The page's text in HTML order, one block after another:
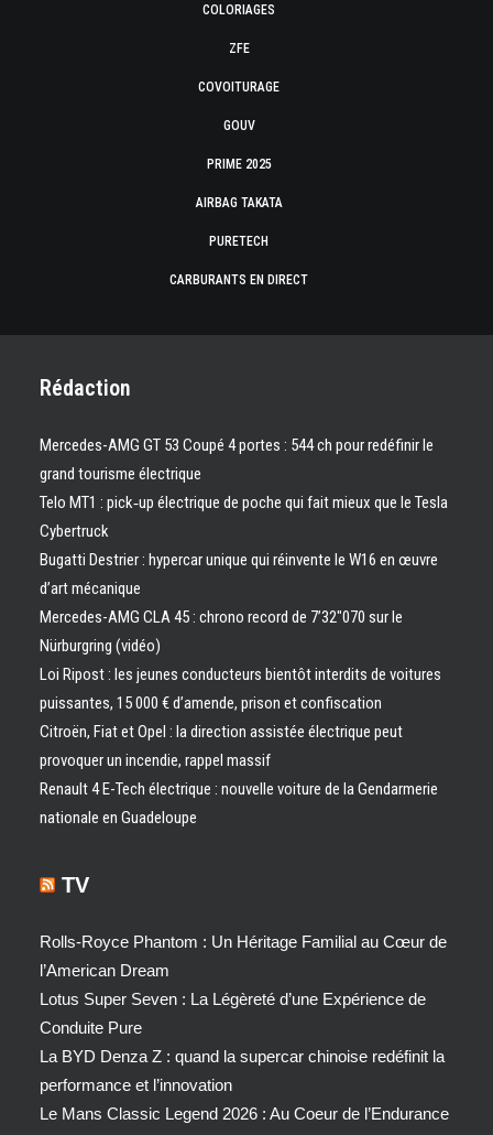
COLORIAGES
ZFE
COVOITURAGE
GOUV
PRIME 2025
AIRBAG TAKATA
PURETECH
CARBURANTS EN DIRECT
Rédaction
Mercedes-AMG GT 53 Coupé 4 portes : 544 ch pour redéfinir le
grand tourisme électrique
Telo MT1 : pick‑up électrique de poche qui fait mieux que le Tesla
Cybertruck
Bugatti Destrier : hypercar unique qui réinvente le W16 en œuvre
d’art mécanique
Mercedes-AMG CLA 45 : chrono record de 7’32″070 sur le
Nürburgring (vidéo)
Loi Ripost : les jeunes conducteurs bientôt interdits de voitures
puissantes, 15 000 € d’amende, prison et confiscation
Citroën, Fiat et Opel : la direction assistée électrique peut
provoquer un incendie, rappel massif
Renault 4 E-Tech électrique : nouvelle voiture de la Gendarmerie
nationale en Guadeloupe
TV
Rolls-Royce Phantom : Un Héritage Familial au Cœur de
l’American Dream
Lotus Super Seven : La Légèreté d’une Expérience de
Conduite Pure
La BYD Denza Z : quand la supercar chinoise redéfinit la
performance et l’innovation
Le Mans Classic Legend 2026 : Au Coeur de l’Endurance